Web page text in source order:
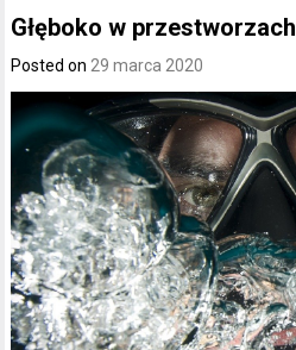
Głęboko w przestworzach
Posted on 29 marca 2020